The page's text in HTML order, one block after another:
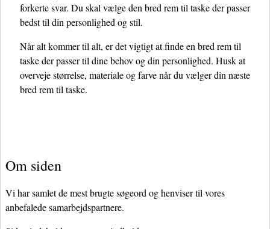
forkerte svar. Du skal vælge den bred rem til taske der passer
bedst til din personlighed og stil.
Når alt kommer til alt, er det vigtigt at finde en bred rem til
taske der passer til dine behov og din personlighed. Husk at
overveje størrelse, materiale og farve når du vælger din næste
bred rem til taske.
Om siden
Vi har samlet de mest brugte søgeord og henviser til vores
anbefalede samarbejdspartnere.